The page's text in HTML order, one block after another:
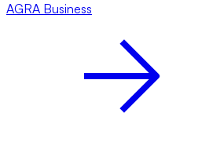
AGRA Business